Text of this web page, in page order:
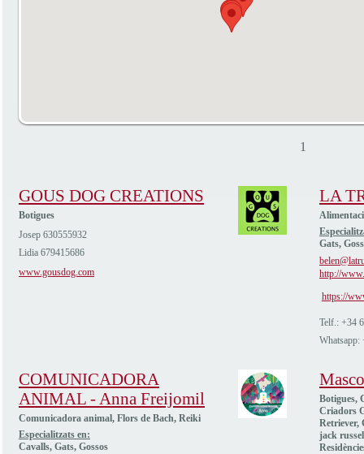
1
GOUS DOG CREATIONS
Botigues
Josep 630555932
Lidia 679415686
www.gousdog.com
LA
Gats,
http://
https://
Telf.: +34
Whatsapp:
COMUNICADORA
ANIMAL - Anna Freijomil
Comunicadora animal, Flors de Bach, Reiki
Especialitzats en:
Cavalls, Gats, Gossos
Botigues,
Criadors
Retriever,
jack